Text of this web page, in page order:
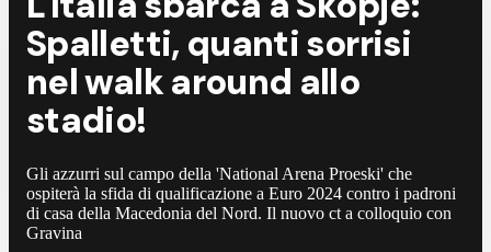
Spalletti, quanti sorrisi
nel walk around allo
stadio!
Gli azzurri sul campo della 'National Arena Proeski' che
ospiterà la sfida di qualificazione a Euro 2024 contro i padroni
di casa della Macedonia del Nord. Il nuovo ct a colloquio con
Gravina